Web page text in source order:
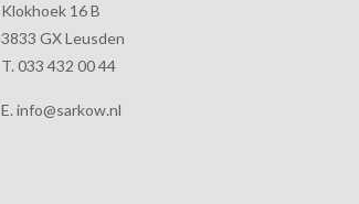
Klokhoek 16 B
3833 GX Leusden
T. 033 432 00 44
E. info@sarkow.nl